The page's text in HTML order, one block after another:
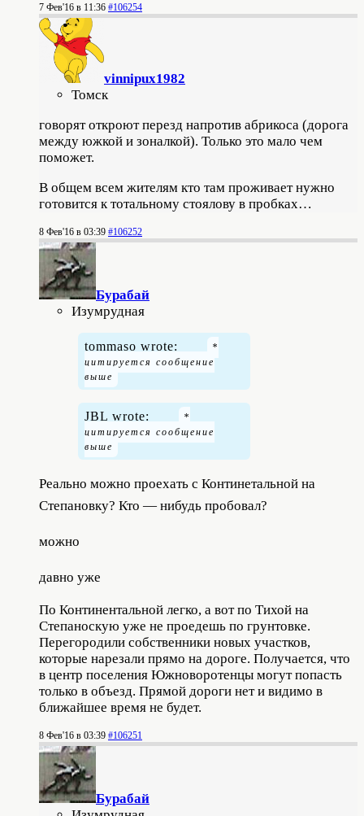
7 Фев'16 в 11:36 #106254
vinnipux1982
Томск
говорят откроют перезд напротив абрикоса (дорога
между южкой и зоналкой). Только это мало чем
поможет.
В общем всем жителям кто там проживает нужно
готовится к тотальному стоялову в пробках…
8 Фев'16 в 03:39 #106252
Бурабай
Изумрудная
tommaso wrote:
JBL wrote:
Реально можно проехать с Континетальной на
Степановку? Кто — нибудь пробовал?
можно
давно уже
По Континентальной легко, а вот по Тихой на
Степаноскую уже не проедешь по грунтовке.
Перегородили собственники новых участков,
которые нарезали прямо на дороге. Получается, что
в центр поселения Южноворотенцы могут попасть
только в объезд. Прямой дороги нет и видимо в
ближайшее время не будет.
8 Фев'16 в 03:39 #106251
Бурабай